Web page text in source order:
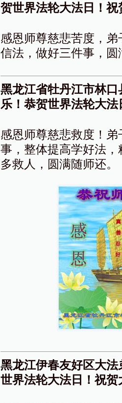
贺世界法轮大法日！
感恩师尊慈悲苦度，
信法，做好三件事，
黑龙江省牡丹江市林
乐！恭贺世界法轮大法
感恩师尊慈悲救度！
事，整体提高学好法
多救人，圆满随师还。
黑龙江伊春友好区大
世界法轮大法日！祝